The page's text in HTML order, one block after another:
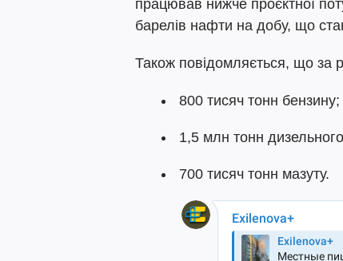
працював нижче проєктної
барелів нафти на добу, що
Також повідомляється, що за
800 тисяч тонн бензину;
1,5 млн тонн
700 тисяч тонн мазуту.